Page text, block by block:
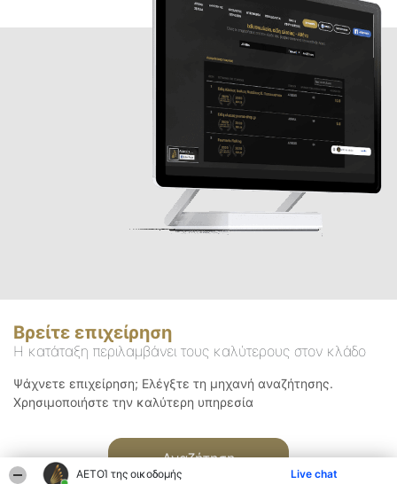
ΑΕΤΟΊ της οικοδομής Live chat
Βρείτε επιχείρηση
Η κατάταξη περιλαμβάνει τους καλύτερους στον κλάδο
Ψάχνετε επιχείρηση; Ελέγξτε τη μηχανή αναζήτησης.
Χρησιμοποιήστε την καλύτερη υπηρεσία
Αναζήτηση